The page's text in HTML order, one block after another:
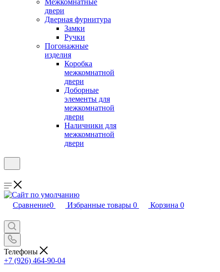
Межкомнатные
двери
Дверная фурнитура
Замки
Ручки
Погонажные
изделия
Коробка
межкомнатной
двери
Доборные
элементы для
межкомнатной
двери
Наличники для
межкомнатной
двери
Сравнение0 Избранные товары 0 Корзина 0
Телефоны
+7 (926) 464-90-04